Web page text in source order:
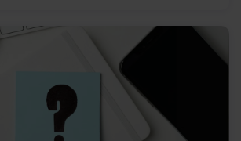
takiej oferty i mające
nadmiernego zadłużenia. Podstawowe